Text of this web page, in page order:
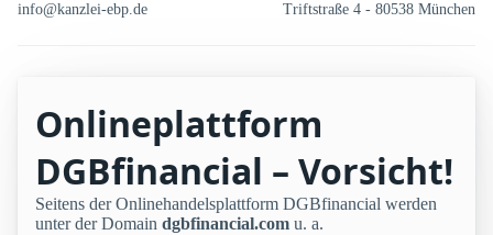
info@kanzlei-ebp.de
Triftstraße 4 - 80538 München
Onlineplattform
DGBfinancial – Vorsicht!
Seitens der Onlinehandelsplattform DGBfinancial werden
unter der Domain dgbfinancial.com u. a.